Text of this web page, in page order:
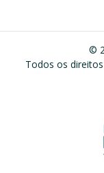
©
Todos os